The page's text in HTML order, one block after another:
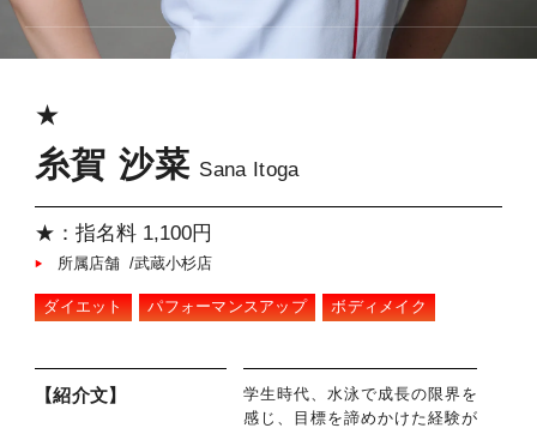
★
糸賀 沙菜 Sana Itoga
★：指名料 1,100円
所属店舗 /武蔵小杉店
ダイエット パフォーマンスアップ ボディメイク
【紹介文】
学生時代、水泳で成長の限界を
感じ、目標を諦めかけた経験が